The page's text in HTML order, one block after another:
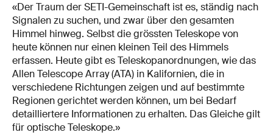
«Der Traum der SETI-Gemeinschaft ist es, ständig nach
Signalen zu suchen, und zwar über den gesamten
Himmel hinweg. Selbst die grössten Teleskope von
heute können nur einen kleinen Teil des Himmels
erfassen. Heute gibt es Teleskopanordnungen, wie das
Allen Telescope Array (ATA) in Kalifornien, die in
verschiedene Richtungen zeigen und auf bestimmte
Regionen gerichtet werden können, um bei Bedarf
detailliertere Informationen zu erhalten. Das Gleiche gilt
für optische Teleskope.»